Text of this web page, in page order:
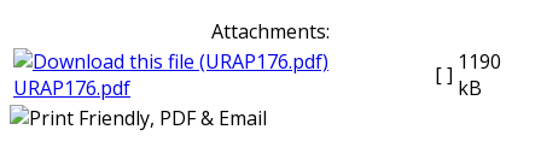
Attachments:
URAP176.pdf [ ] 1190
kB